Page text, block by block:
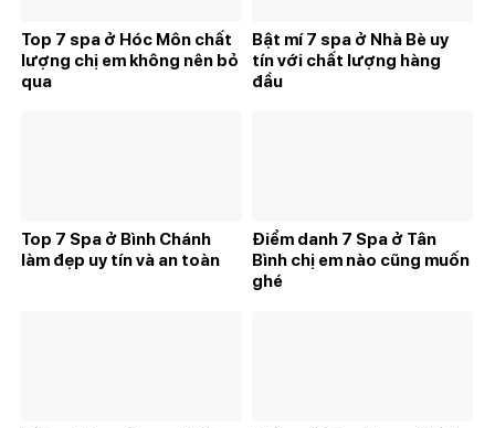
Top 7 spa ở Hóc Môn chất
lượng chị em không nên bỏ
qua
Bật mí 7 spa ở Nhà Bè uy
tín với chất lượng hàng
đầu
Top 7 Spa ở Bình Chánh
làm đẹp uy tín và an toàn
Điểm danh 7 Spa ở Tân
Bình chị em nào cũng muốn
ghé